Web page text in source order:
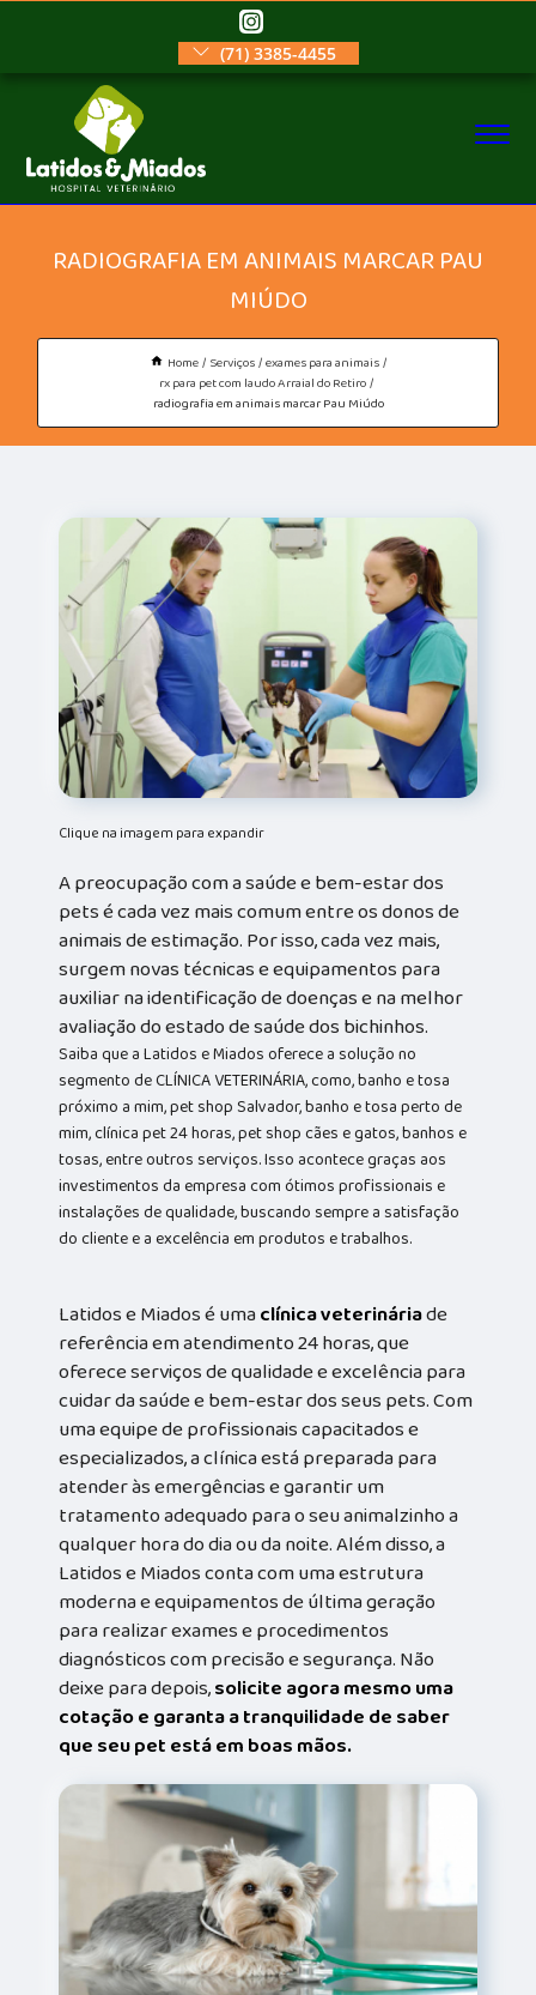
(71) 3385-4455
RADIOGRAFIA EM ANIMAIS MARCAR PAU
MIÚDO
Home Serviços exames para animais
rx para pet com laudo Arraial do Retiro
radiografia em animais marcar Pau Miúdo
Clique na imagem para expandir
A preocupação com a saúde e bem-estar dos
pets é cada vez mais comum entre os donos de
animais de estimação. Por isso, cada vez mais,
surgem novas técnicas e equipamentos para
auxiliar na identificação de doenças e na melhor
avaliação do estado de saúde dos bichinhos.
Saiba que a Latidos e Miados oferece a solução no
segmento de CLÍNICA VETERINÁRIA, como, banho e tosa
próximo a mim, pet shop Salvador, banho e tosa perto de
mim, clínica pet 24 horas, pet shop cães e gatos, banhos e
tosas, entre outros serviços. Isso acontece graças aos
investimentos da empresa com ótimos profissionais e
instalações de qualidade, buscando sempre a satisfação
do cliente e a excelência em produtos e trabalhos.
Latidos e Miados é umaclínica veterináriade
referência em atendimento 24 horas, que
oferece serviços de qualidade e excelência para
cuidar da saúde e bem-estar dos seus pets. Com
uma equipe de profissionais capacitados e
especializados, a clínica está preparada para
atender às emergências e garantir um
tratamento adequado para o seu animalzinho a
qualquer hora do dia ou da noite. Além disso, a
Latidos e Miados conta com uma estrutura
moderna e equipamentos de última geração
para realizar exames e procedimentos
diagnósticos com precisão e segurança. Não
deixe para depois,solicite agora mesmo uma
cotação e garanta a tranquilidade de saber
que seu pet está em boas mãos.